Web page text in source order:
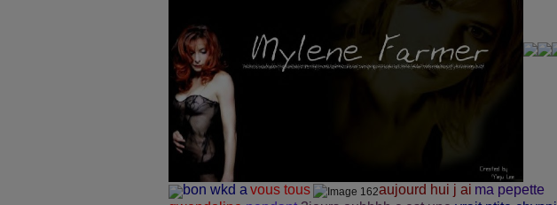
bon wkd a vous tous aujourd hui j ai ma pepette